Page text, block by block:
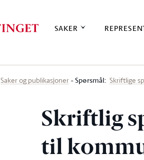
SAKER
Saker og publikasjoner Spørsmål: Skriftlige
Skriftlig
til